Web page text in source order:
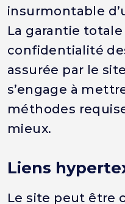
insurmontable
La garantie
confidentialité
assurée par le
s’engage à
méthodes
mieux.
Liens
Le site peut être